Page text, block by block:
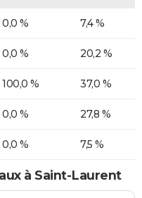
0,0 % 7,4 %
0,0 % 20,2 %
100,0 % 37,0 %
0,0 % 27,8 %
0,0 % 7,5 %
à Saint-Laurent